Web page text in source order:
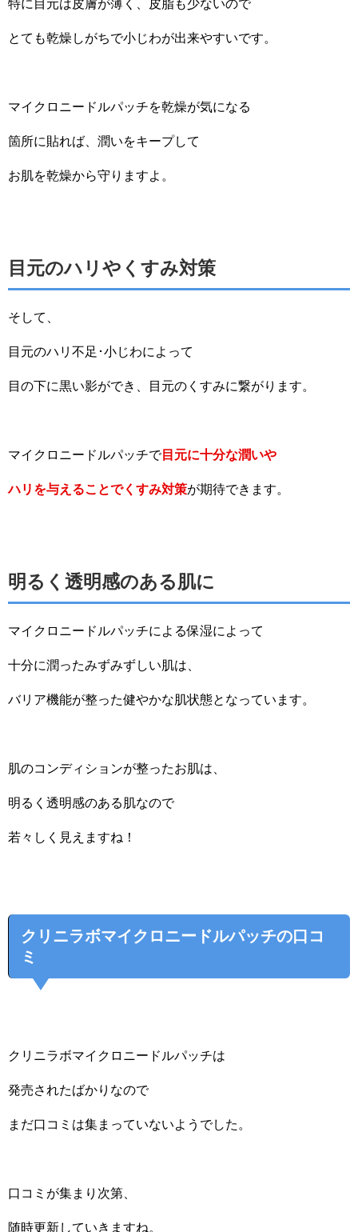
特に目元は皮膚が薄く、皮脂も少ないので
とても乾燥しがちで小じわが出来やすいです。
マイクロニードルパッチを乾燥が気になる
箇所に貼れば、潤いをキープして
お肌を乾燥から守りますよ。
目元のハリやくすみ対策
そして、
目元のハリ不足･小じわによって
目の下に黒い影ができ、目元のくすみに繋がります。
マイクロニードルパッチで目元に十分な潤いや
ハリを与えることでくすみ対策が期待できます。
明るく透明感のある肌に
マイクロニードルパッチによる保湿によって
十分に潤ったみずみずしい肌は、
バリア機能が整った健やかな肌状態となっています。
肌のコンディションが整ったお肌は、
明るく透明感のある肌なので
若々しく見えますね！
クリニラボマイクロニードルパッチの口コ
ミ
クリニラボマイクロニードルパッチは
発売されたばかりなので
まだ口コミは集まっていないようでした。
口コミが集まり次第、
随時更新していきますね。